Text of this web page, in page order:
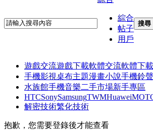
綜合
帖子
用戶
搜尋
遊戲交流遊戲下載軟體交流軟體下載
手機影視桌布主題漫畫小說手機鈴聲
水族館手機音樂二手市場新手專區
HTCSonySamsungTWMHuawei
解密技術繁化技術
抱歉，您需要登錄後才能查看